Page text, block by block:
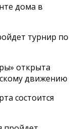
дома в
турнир по
открыта
движению
состоится